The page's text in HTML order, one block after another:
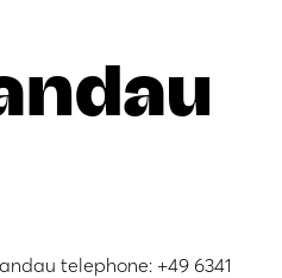
telephone: +49 6341